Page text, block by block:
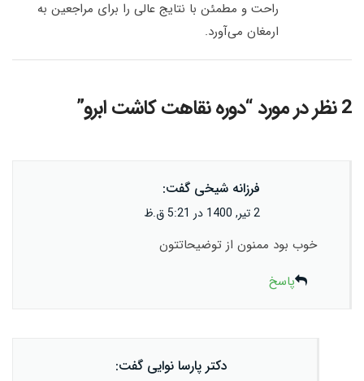
راحت و مطمئن با نتایج عالی را برای مراجعین به
ارمغان می‌آورد.
2 نظر در مورد “ دوره نقاهت کاشت ابرو”
فرزانه شیخی گفت:
2 تیر, 1400 در 5:21 ق.ظ
خوب بود ممنون از توضیحاتتون
پاسخ
دکتر پارسا نوایی گفت: